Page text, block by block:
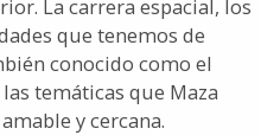
La carrera espacial, los
que tenemos de
conocido como el
temáticas que Maza
y cercana.